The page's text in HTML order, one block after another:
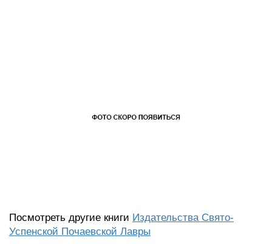
Посмотреть другие книги Издательства Свято-
Успенской Почаевской Лавры